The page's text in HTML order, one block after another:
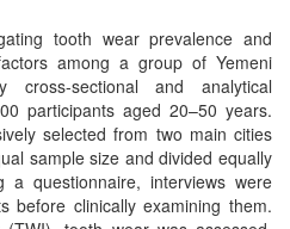
tooth wear prevalence and
among a group of Yemeni
sectional and analytical
participants aged 20–50 years.
selected from two main cities
sample size and divided equally
a questionnaire, interviews were
before clinically examining them.